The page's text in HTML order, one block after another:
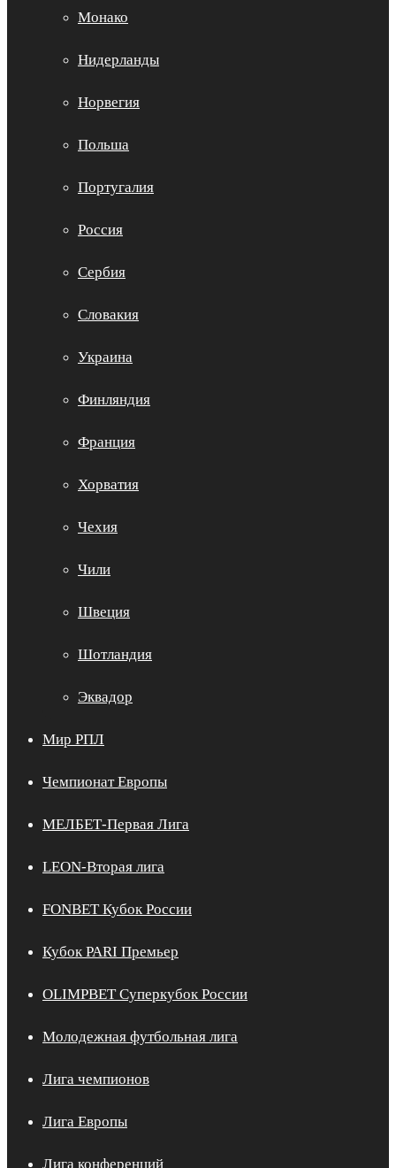
Монако
Нидерланды
Норвегия
Польша
Португалия
Россия
Сербия
Словакия
Украина
Финляндия
Франция
Хорватия
Чехия
Чили
Швеция
Шотландия
Эквадор
Мир РПЛ
Чемпионат Европы
МЕЛБЕТ-Первая Лига
LEON-Вторая лига
FONBET Кубок России
Кубок PARI Премьер
OLIMPBET Суперкубок России
Молодежная футбольная лига
Лига чемпионов
Лига Европы
Лига конференций